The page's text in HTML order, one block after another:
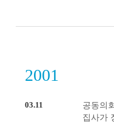
2001
03.11
공동의
집사가